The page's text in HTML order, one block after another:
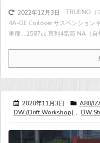
2022年12月3日
TRUENO（
4A-GE Coilover サスペンション
車種 ...1587cc 直列4気筒 NA（自
2020年11月3日 A80/
DW (Drift Workshop) , DW